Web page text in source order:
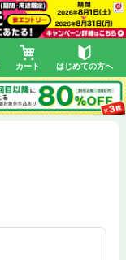
カート はじめての方へ